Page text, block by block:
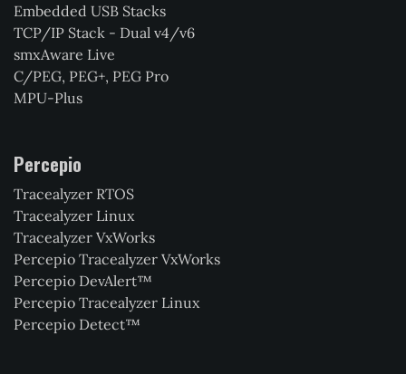
Embedded USB Stacks
TCP/IP Stack - Dual v4/v6
smxAware Live
C/PEG, PEG+, PEG Pro
MPU-Plus
Percepio
Tracealyzer RTOS
Tracealyzer Linux
Tracealyzer VxWorks
Percepio Tracealyzer VxWorks
Percepio DevAlert™
Percepio Tracealyzer Linux
Percepio Detect™